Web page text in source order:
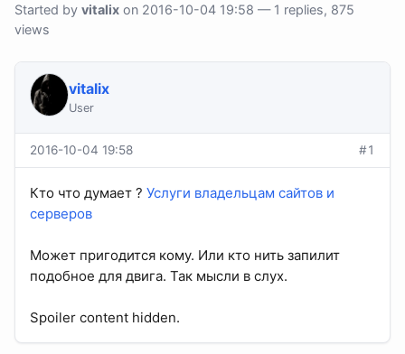
Started by vitalix on 2016-10-04 19:58 — 1 replies, 875
views
vitalix
User
2016-10-04 19:58 #1
Кто что думает ? Услуги владельцам сайтов и
серверов
Может пригодится кому. Или кто нить запилит
подобное для двига. Так мысли в слух.
Spoiler content hidden.